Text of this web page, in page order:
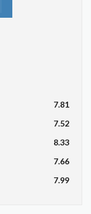
7.81
7.52
8.33
7.66
7.99